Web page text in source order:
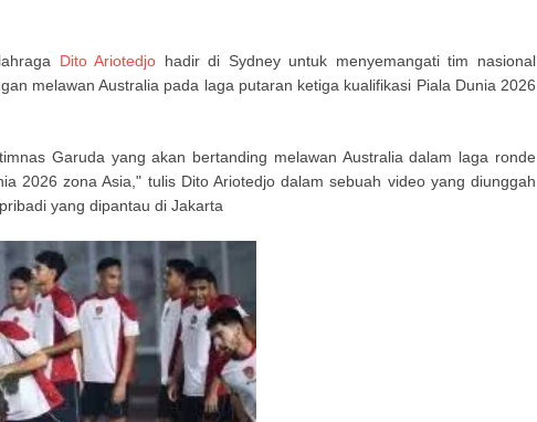
Dito Ariotedjo hadir di Sydney untuk menyemangati tim nasional
melawan Australia pada laga putaran ketiga kualifikasi Piala Dunia 2026
Garuda yang akan bertanding melawan Australia dalam laga ronde
2026 zona Asia," tulis Dito Ariotedjo dalam sebuah video yang diunggah
yang dipantau di Jakarta